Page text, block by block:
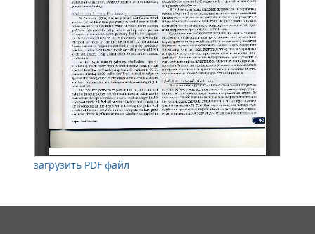
загрузить PDF файл